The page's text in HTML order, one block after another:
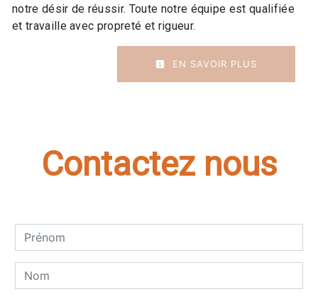
notre désir de réussir. Toute notre équipe est qualifiée
et travaille avec propreté et rigueur.
EN SAVOIR PLUS
Contactez nous